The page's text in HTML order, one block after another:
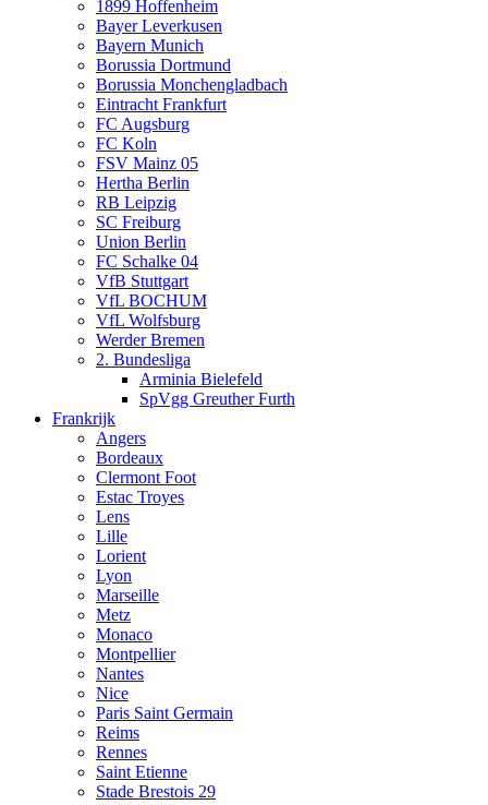
1899 Hoffenheim
Bayer Leverkusen
Bayern Munich
Borussia Dortmund
Borussia Monchengladbach
Eintracht Frankfurt
FC Augsburg
FC Koln
FSV Mainz 05
Hertha Berlin
RB Leipzig
SC Freiburg
Union Berlin
FC Schalke 04
VfB Stuttgart
VfL BOCHUM
VfL Wolfsburg
Werder Bremen
2. Bundesliga
Arminia Bielefeld
SpVgg Greuther Furth
Frankrijk
Angers
Bordeaux
Clermont Foot
Estac Troyes
Lens
Lille
Lorient
Lyon
Marseille
Metz
Monaco
Montpellier
Nantes
Nice
Paris Saint Germain
Reims
Rennes
Saint Etienne
Stade Brestois 29